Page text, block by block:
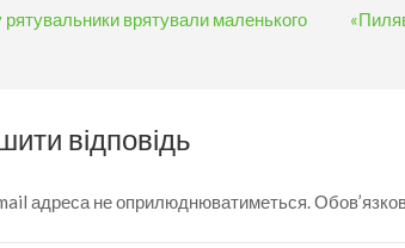
рятувальники врятували маленького
відповідь
адреса не оприлюднюватиметься.